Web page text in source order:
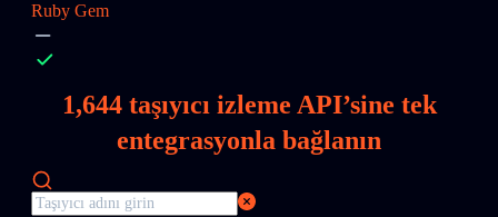
Ruby Gem
1,644taşıyıcı izleme API’sine tek
entegrasyonla bağlanın